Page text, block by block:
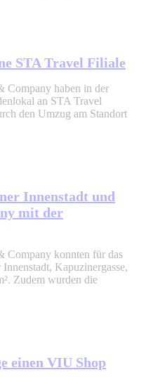
STA Travel Filiale
Company haben in der
an STA Travel
den Umzug am Standort
Innenstadt und
mit der
Company konnten für das
Kapuzinergasse,
Zudem wurden die
einen VIU Shop